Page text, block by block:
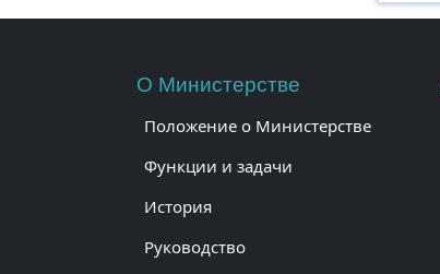
О Министерстве
Положение о Министерстве
Функции и задачи
История
Руководство